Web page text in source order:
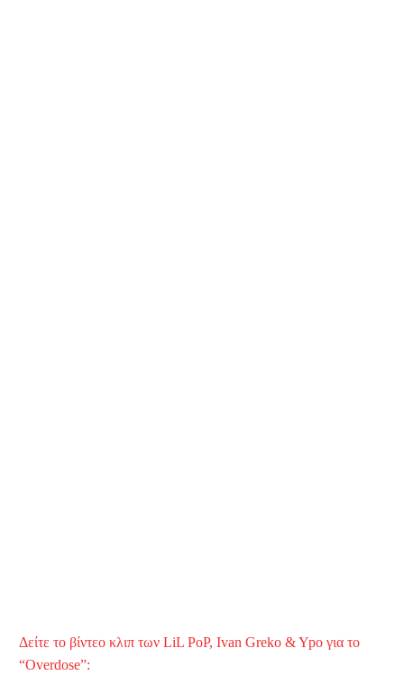
Δείτε το βίντεο κλιπ των LiL PoP, Ivan Greko & Ypo για το
“Overdose”: